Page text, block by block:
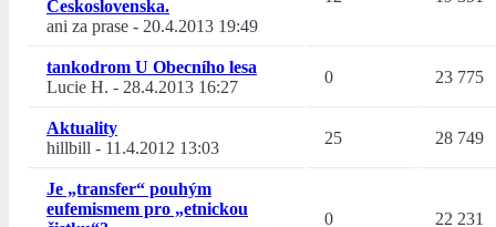
Československa.
ani za prase - 20.4.2013 19:49
tankodrom U Obecního lesa
Lucie H. - 28.4.2013 16:27
0 23 775
Aktuality
hillbill - 11.4.2012 13:03
25 28 749
Je „transfer“ pouhým
eufemismem pro „etnickou
0 22 231